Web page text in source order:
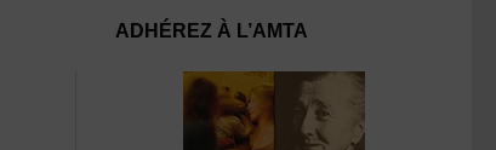
ADHÉREZ À L’AMTA